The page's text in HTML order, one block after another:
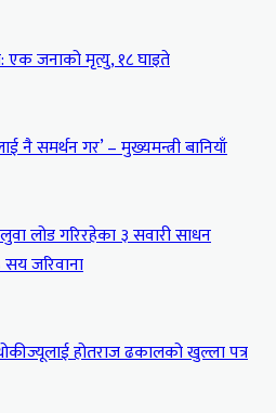
एक जनाको मृत्यु, १८ घाइते
नै समर्थन गर’ – मुख्यमन्त्री बानियाँ
लोड गरिरहेका ३ सवारी साधन
जरिवाना
होतराज ढकालको खुल्ला पत्र